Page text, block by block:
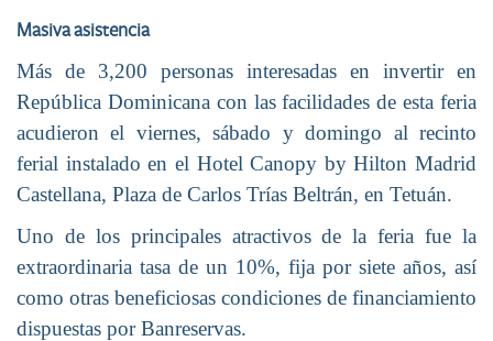
Masiva asistencia
Más de 3,200 personas interesadas en invertir en
República Dominicana con las facilidades de esta feria
acudieron el viernes, sábado y domingo al recinto
ferial instalado en el Hotel Canopy by Hilton Madrid
Castellana, Plaza de Carlos Trías Beltrán, en Tetuán.
Uno de los principales atractivos de la feria fue la
extraordinaria tasa de un 10%, fija por siete años, así
como otras beneficiosas condiciones de financiamiento
dispuestas por Banreservas.